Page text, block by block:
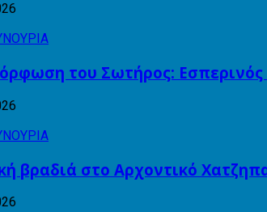
του Σωτήρος: Εσπερινός
βραδιά στο Αρχοντικό